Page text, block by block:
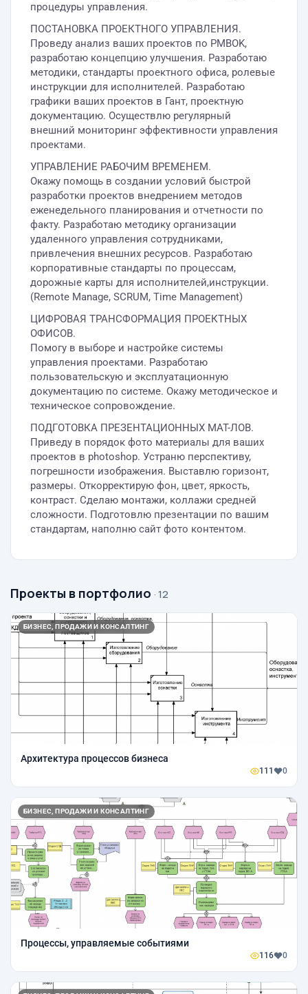
процедуры управления.
ПОСТАНОВКА ПРОЕКТНОГО УПРАВЛЕНИЯ.
Проведу анализ ваших проектов по PMBOK,
разработаю концепцию улучшения. Разработаю
методики, стандарты проектного офиса, ролевые
инструкции для исполнителей. Разработаю
графики ваших проектов в Гант, проектную
документацию. Осуществлю регулярный
внешний мониторинг эффективности управления
проектами.
УПРАВЛЕНИЕ РАБОЧИМ ВРЕМЕНЕМ.
Окажу помощь в создании условий быстрой
разработки проектов внедрением методов
еженедельного планирования и отчетности по
факту. Разработаю методику организации
удаленного управления сотрудниками,
привлечения внешних ресурсов. Разработаю
корпоративные стандарты по процессам,
дорожные карты для исполнителей,инструкции.
(Remote Manage, SCRUM, Time Management)
ЦИФРОВАЯ ТРАНСФОРМАЦИЯ ПРОЕКТНЫХ
ОФИСОВ.
Помогу в выборе и настройке системы
управления проектами. Разработаю
пользовательскую и эксплуатационную
документацию по системе. Окажу методическое и
техническое сопровождение.
ПОДГОТОВКА ПРЕЗЕНТАЦИОННЫХ МАТ-ЛОВ.
Приведу в порядок фото материалы для ваших
проектов в photoshop. Устраню перспективу,
погрешности изображения. Выставлю горизонт,
размеры. Откорректирую фон, цвет, яркость,
контраст. Сделаю монтажи, коллажи средней
сложности. Подготовлю презентации по вашим
стандартам, наполню сайт фото контентом.
Проекты в портфолио · 12
БИЗНЕС, ПРОДАЖИ И КОНСАЛТИНГ
Архитектура процессов бизнеса
111 0
БИЗНЕС, ПРОДАЖИ И КОНСАЛТИНГ
Процессы, управляемые событиями
116 0